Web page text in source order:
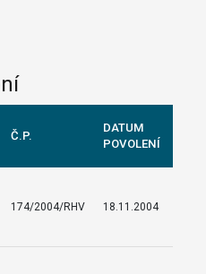
Č.P.
DATUM
POVOLENÍ
174/2004/RHV 18.11.2004